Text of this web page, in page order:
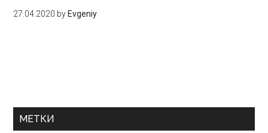
27.04.2020 by Evgeniy
Primary
МЕТКИ